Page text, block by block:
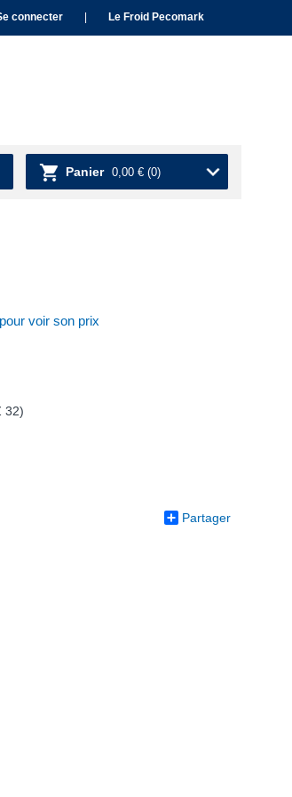
connecter Le Froid Pecomark
Panier 0,00 € (0)
voir son prix
32)
Partager